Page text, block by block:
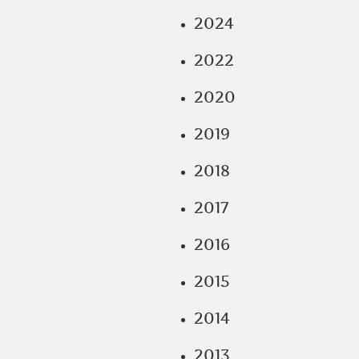
2024
2022
2020
2019
2018
2017
2016
2015
2014
2013